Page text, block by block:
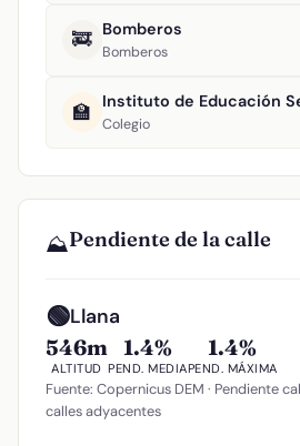
🚒 Bomberos
Bomberos
🏫 Colegio
⛰️Pendiente de la calle
🟢Llana
546m
ALTITUD
1.4%
PEND. MEDIA
1.4%
PEND. MÁXIMA
Fuente: Copernicus DEM · Pendiente
calles adyacentes